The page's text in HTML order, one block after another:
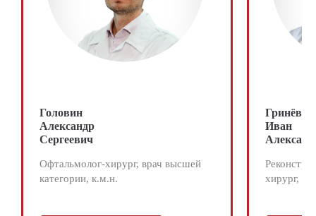
Головин
Александр
Сергеевич
Офтальмолог-хирург, врач высшей
категории, к.м.н.
Гринёв
Иван
хирург,